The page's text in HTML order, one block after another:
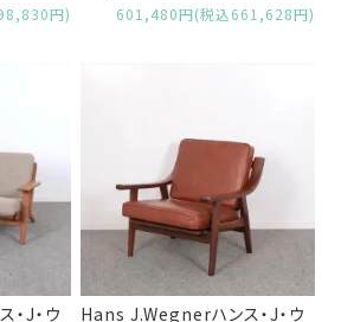
円) 601,480円(税込661,628円)
J・ウ
Hans J.Wegnerハンス・J・ウ